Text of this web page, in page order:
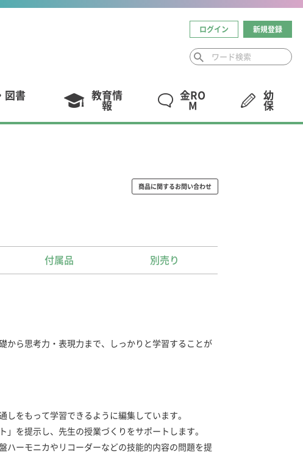
ログイン 新規登録
図書
教育情
報
金RO
M
幼
保
商品に関するお問い合わせ
付属品 別売り
から思考力・表現力まで、しっかりと学習することが
をもって学習できるように編集しています。
を提示し、先生の授業づくりをサポートします。
ーモニカやリコーダーなどの技能的内容の問題を提